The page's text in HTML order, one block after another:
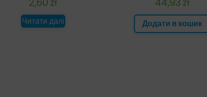
Читати далі Додати в кошик